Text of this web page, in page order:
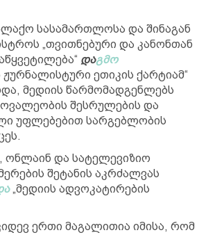
სასამართლოსა და შინაგან
„თვითნებური და კანონთან
დაგმო
ეთიკის ქარტიამ“
მედიის წარმომადგენლებს
შესრულების და
უფლებებით სარგებლობის
ონლაინ და სატელევიზიო
შეტანის აკრძალვას
„მედიის ადვოკატირების
ერთი მაგალითია იმისა, რომ